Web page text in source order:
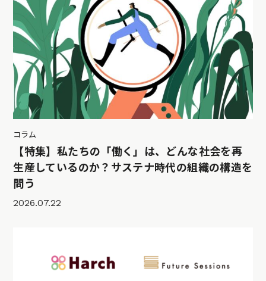
コラム
【特集】私たちの「働く」は、どんな社会を再
生産しているのか？サステナ時代の組織の構造を
問う
2026.07.22